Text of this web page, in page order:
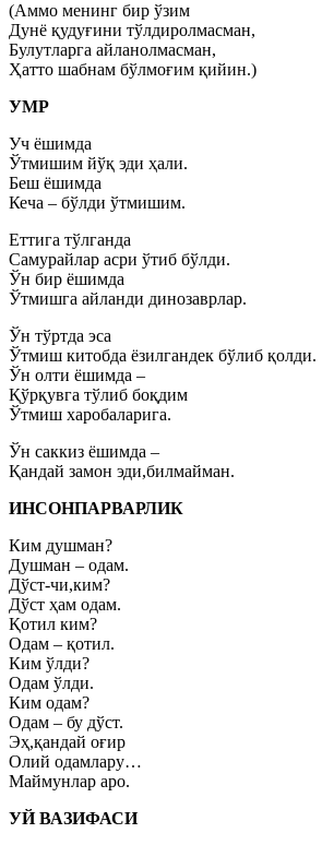
(Аммо менинг бир ўзим
Дунё қудуғини тўлдиролмасман,
Булутларга айланолмасман,
Ҳатто шабнам бўлмоғим қийин.)
УМР
Уч ёшимда
Ўтмишим йўқ эди ҳали.
Беш ёшимда
Кеча – бўлди ўтмишим.
Еттига тўлганда
Самурайлар асри ўтиб бўлди.
Ўн бир ёшимда
Ўтмишга айланди динозаврлар.
Ўн тўртда эса
Ўтмиш китобда ёзилгандек бўлиб қолди.
Ўн олти ёшимда –
Қўрқувга тўлиб боқдим
Ўтмиш харобаларига.
Ўн саккиз ёшимда –
Қандай замон эди,билмайман.
ИНСОНПАРВАРЛИК
Ким душман?
Душман – одам.
Дўст-чи,ким?
Дўст ҳам одам.
Қотил ким?
Одам – қотил.
Ким ўлди?
Одам ўлди.
Ким одам?
Одам – бу дўст.
Эҳ,қандай оғир
Олий одамлару…
Маймунлар аро.
УЙ ВАЗИФАСИ